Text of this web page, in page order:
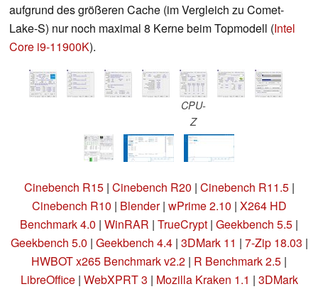
aufgrund des größeren Cache (im Vergleich zu Comet-
Lake-S) nur noch maximal 8 Kerne beim Topmodell (Intel
Core i9-11900K).
CPU-
Z
Cinebench R15| Cinebench R20 | Cinebench R11.5|
Cinebench R10 | Blender| wPrime 2.10 | X264 HD
Benchmark 4.0 | WinRAR | TrueCrypt | Geekbench 5.5 |
Geekbench 5.0 | Geekbench 4.4| 3DMark 11 | 7-Zip 18.03 |
HWBOT x265 Benchmark v2.2 | R Benchmark 2.5 |
LibreOffice | WebXPRT 3 | Mozilla Kraken 1.1 | 3DMark